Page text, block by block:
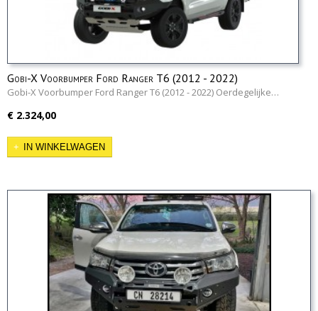
Gobi-X Voorbumper Ford Ranger T6 (2012 - 2022)
Gobi-X Voorbumper Ford Ranger T6 (2012 - 2022) Oerdegelijke…
€ 2.324,00
IN WINKELWAGEN